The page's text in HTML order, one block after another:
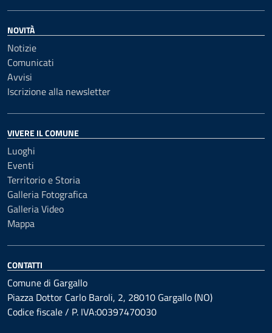
NOVITÀ
Notizie
Comunicati
Avvisi
Iscrizione alla newsletter
VIVERE IL COMUNE
Luoghi
Eventi
Territorio e Storia
Galleria Fotografica
Galleria Video
Mappa
CONTATTI
Comune di Gargallo
Piazza Dottor Carlo Baroli, 2, 28010 Gargallo (NO)
Codice fiscale / P. IVA:00397470030